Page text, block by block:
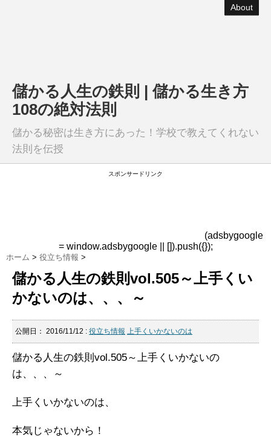
About
儲かる人生の鉄則 | 儲かる生き方
108の絶対法則
儲かる秘密は生き方にあった！学校で教えてくれない
法則を伝授
スポンサードリンク
(adsbygoogle
= window.adsbygoogle || []).push({});
ホーム > 役立ち情報 >
儲かる人生の鉄則vol.505～上手くい
かないのは、、、～
公開日： 2016/11/12 : 役立ち情報 上手くいかないのは
儲かる人生の鉄則vol.505～上手くいかないの
は、、、～
上手くいかないのは、
本気じゃないから！